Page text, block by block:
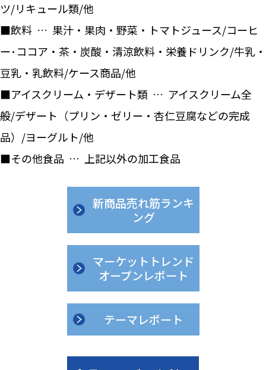
ツ/リキュール類/他
■飲料 … 果汁・果肉・野菜・トマトジュース/コーヒ
ー･ココア・茶・炭酸・清涼飲料・栄養ドリンク/牛乳・
豆乳・乳飲料/ケース商品/他
■アイスクリーム・デザート類 … アイスクリーム全
般/デザート（プリン・ゼリー・杏仁豆腐などの完成
品）/ヨーグルト/他
■その他食品 … 上記以外の加工食品
新商品売れ筋ランキ
ング
マーケットトレンド
オープンレポート
テーマレポート